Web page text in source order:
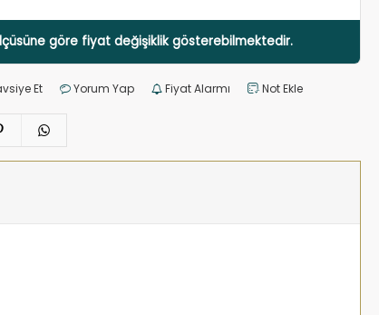
göre fiyat değişiklik gösterebilmektedir.
Et Yorum Yap Fiyat Alarmı Not Ekle